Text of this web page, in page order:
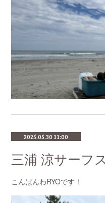
2025.05.30 11:00
こんばんわRYOです！